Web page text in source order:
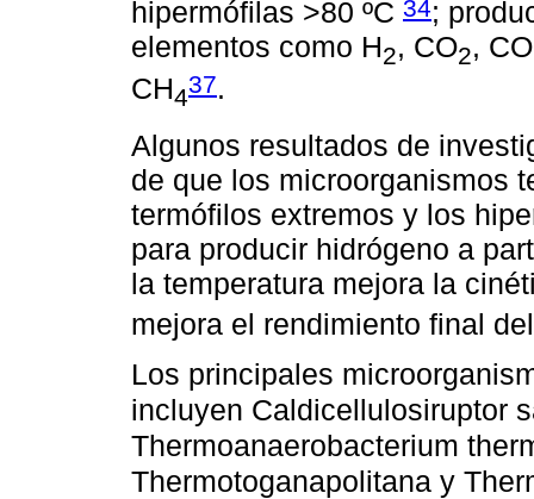
hipermófilas >80 ºC 34;
elementos como H2, CO2,
CH437.
Algunos resultados de
de que los microorganismos
termófilos extremos y los
para producir hidrógeno a
la temperatura mejora la
mejora el rendimiento final
Los principales
incluyen Caldicellulosiruptor
Thermoanaerobacterium
Thermotoganapolitana y